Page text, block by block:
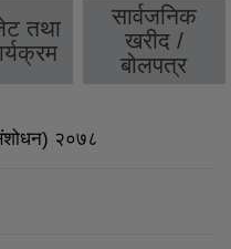
तथा
सार्वजनिक
खरीद /
बोलपत्र
२०७८